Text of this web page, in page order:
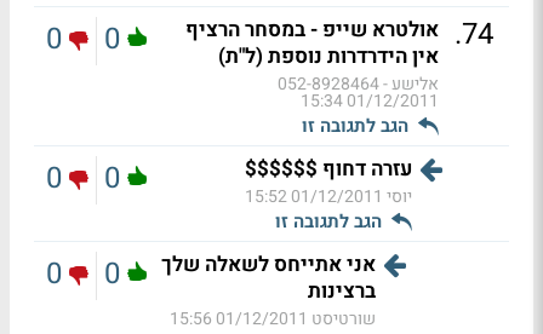
74
. אולטרא שייפ - במסחר הרציף
אין הידרדרות נוספת (ל"ת)
אלישע - 052-8928464
01/12/2011 15:34
הגב לתגובה זו
0
0
עזרה דחוף $$$$$$
יוסי 01/12/2011 15:52
הגב לתגובה זו
0
0
אני אתייחס לשאלה שלך
ברצינות
שורטיסט 01/12/2011 15:56
0
0